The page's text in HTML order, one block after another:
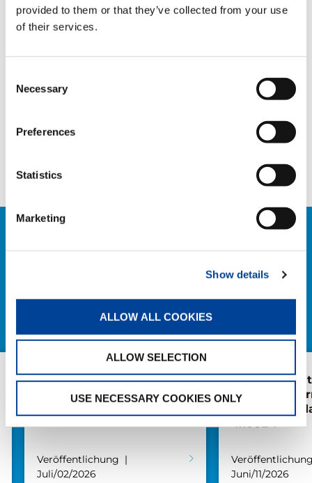
provided to them or that they’ve collected from your use
of their services.
Selection
Necessary
Preferences
Statistics
Marketing
Show details
ALLOW ALL COOKIES
ALLOW SELECTION
USE NECESSARY COOKIES ONLY
Dank ihrer robusten Bauweise, einfachen
Bedienung und hohen Anpassungsfähigkeit
die maximale Wirtschaftlichkeit und
Lebensdauer der Maschine hinweg suchen.
Bitte Datei auswählen
HERUNTERLADEN
AC 5.250L-2 für Süderau
Veröffentlichung
Juli/02/2026
Abholung
Weiland
weiteren
4.100L-1
Juni/11/2026